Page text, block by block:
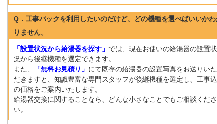
Q．工事パックを利用したいのだけど、どの機種を選べばいいかわ
りません。
「設置状況から給湯器を探す」 では、現在お使いの給湯器の設置状
況から後継機種を選定できます。
また、
「無料お見積り」 にて既存の給湯器の設置写真をお送りいた
だきますと、知識豊富な専門スタッフが後継機種を選定し、工事込
の価格をご案内いたします。
給湯器交換に関することなら、どんな小さなことでもご相談くださ
い。